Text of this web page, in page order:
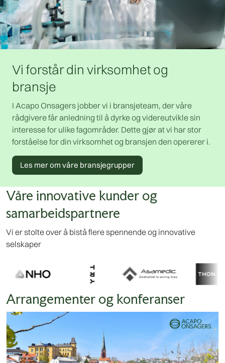
Vi forstår din virksomhet og
bransje
I Acapo Onsagers jobber vi i bransjeteam, der våre
rådgivere får anledning til å dyrke og videreutvikle sin
interesse for ulike fagområder. Dette gjør at vi har stor
forståelse for din virksomhet og bransjen den opererer i.
Les mer om våre bransjegrupper
Våre innovative kunder og
samarbeidspartnere
Vi er stolte over å bistå flere spennende og innovative
selskaper
Arrangementer og konferanser